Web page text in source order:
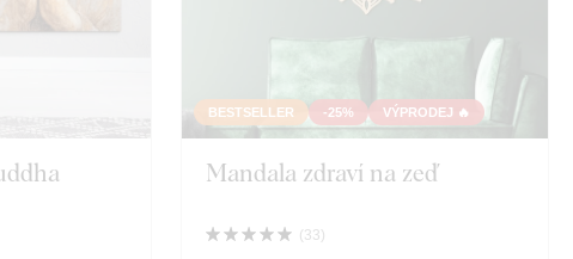
Motivace
Hmyz
Film
BESTSELLER -25% VÝPRODEJ 🔥
Mandala zdraví na zeď
(33)